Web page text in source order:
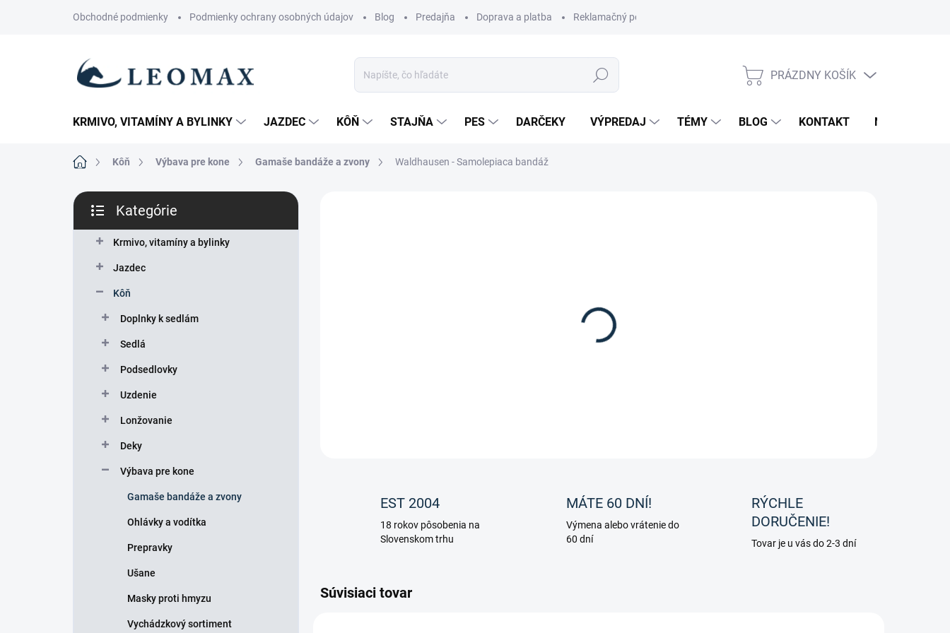
Obchodné podmienky Podmienky ochrany osobných údajov Blog Predajňa Doprava a platba Reklamačný poriadok
Hľadať
NÁKUPNÝ
PRÁZDNY KOŠÍK
KRMIVO, VITAMÍNY A BYLINKY JAZDEC KÔŇ STAJŇA PES DARČEKY VÝPREDAJ TÉMY BLOG KONTAKT NOVINKY
DomovKôň Výbava pre kone Gamaše bandáže a zvony Waldhausen - Samolepiaca bandáž
B
č
kategórie
Kategórie
Krmivo, vitamíny a bylinky
Jazdec
Kôň
Doplnky k sedlám
Sedlá
Podsedlovky
Uzdenie
Lonžovanie
Deky
Výbava pre kone
Gamaše bandáže a zvony
Ohlávky a vodítka
Prepravky
Ušane
Masky proti hmyzu
Vychádzkový sortiment
Samolepiaca bandáž od značky Waldhausen.
EST 2004
18 rokov pôsobenia na
Slovenskom trhu
MÁTE 60 DNÍ!
Výmena alebo vrátenie do
60 dní
RÝCHLE
DORUČENIE!
Tovar je u vás do 2-3 dní
Súvisiaci tovar